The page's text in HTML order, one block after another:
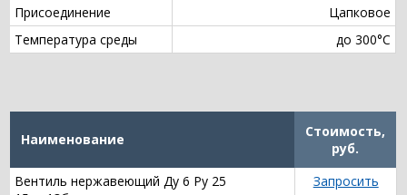
Присоединение
Цапковое
Температура среды
до 300°С
Наименование
Стоимость,
руб.
Вентиль нержавеющий Ду 6 Ру 25
Запросить